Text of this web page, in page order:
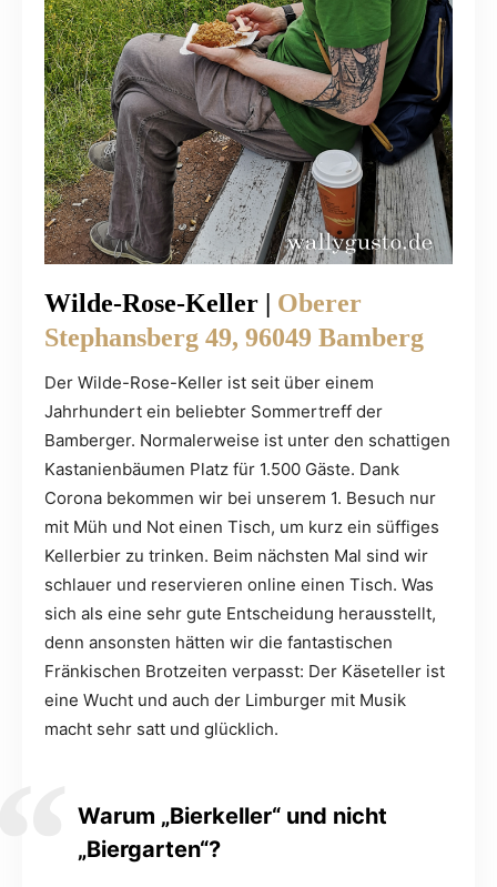
Wilde-Rose-Keller | Oberer
Stephansberg 49, 96049 Bamberg
Der Wilde-Rose-Keller ist seit über einem
Jahrhundert ein beliebter Sommertreff der
Bamberger. Normalerweise ist unter den schattigen
Kastanienbäumen Platz für 1.500 Gäste. Dank
Corona bekommen wir bei unserem 1. Besuch nur
mit Müh und Not einen Tisch, um kurz ein süffiges
Kellerbier zu trinken. Beim nächsten Mal sind wir
schlauer und reservieren online einen Tisch. Was
sich als eine sehr gute Entscheidung herausstellt,
denn ansonsten hätten wir die fantastischen
Fränkischen Brotzeiten verpasst: Der Käseteller ist
eine Wucht und auch der Limburger mit Musik
macht sehr satt und glücklich.
Warum „Bierkeller“ und nicht
„Biergarten“?